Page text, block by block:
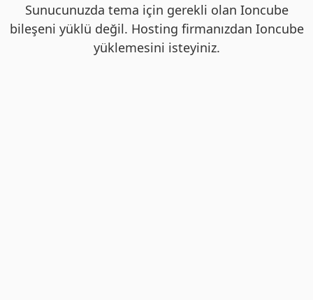
Sunucunuzda tema için gerekli olan Ioncube
bileşeni yüklü değil. Hosting firmanızdan Ioncube
yüklemesini isteyiniz.